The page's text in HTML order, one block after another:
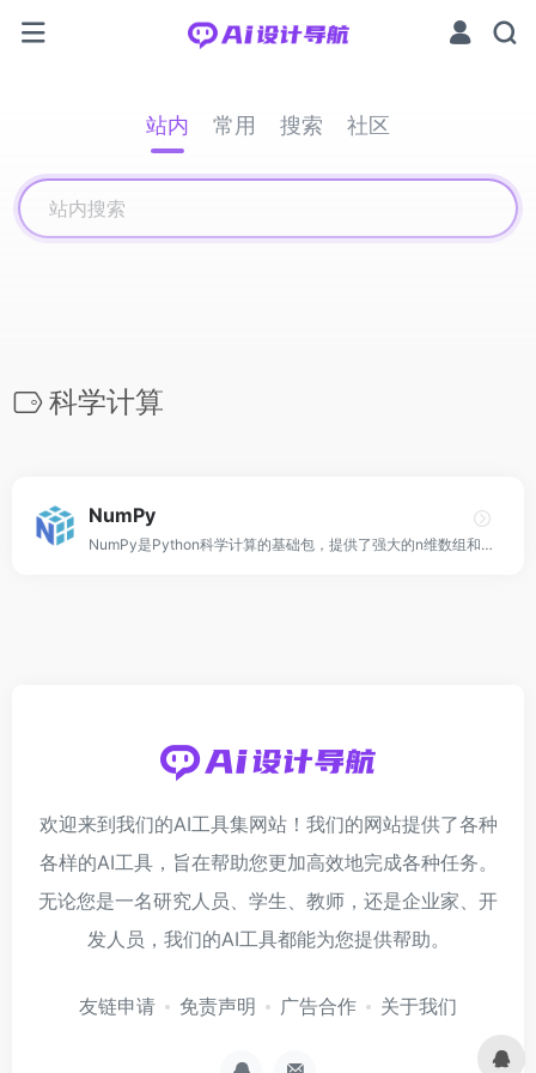
站内 常用 搜索 社区
科学计算
NumPy
NumPy是Python科学计算的基础包，提供了强大的n维数组和数值计算工具。
欢迎来到我们的AI工具集网站！我们的网站提供了各种
各样的AI工具，旨在帮助您更加高效地完成各种任务。
无论您是一名研究人员、学生、教师，还是企业家、开
发人员，我们的AI工具都能为您提供帮助。
友链申请 免责声明 广告合作 关于我们